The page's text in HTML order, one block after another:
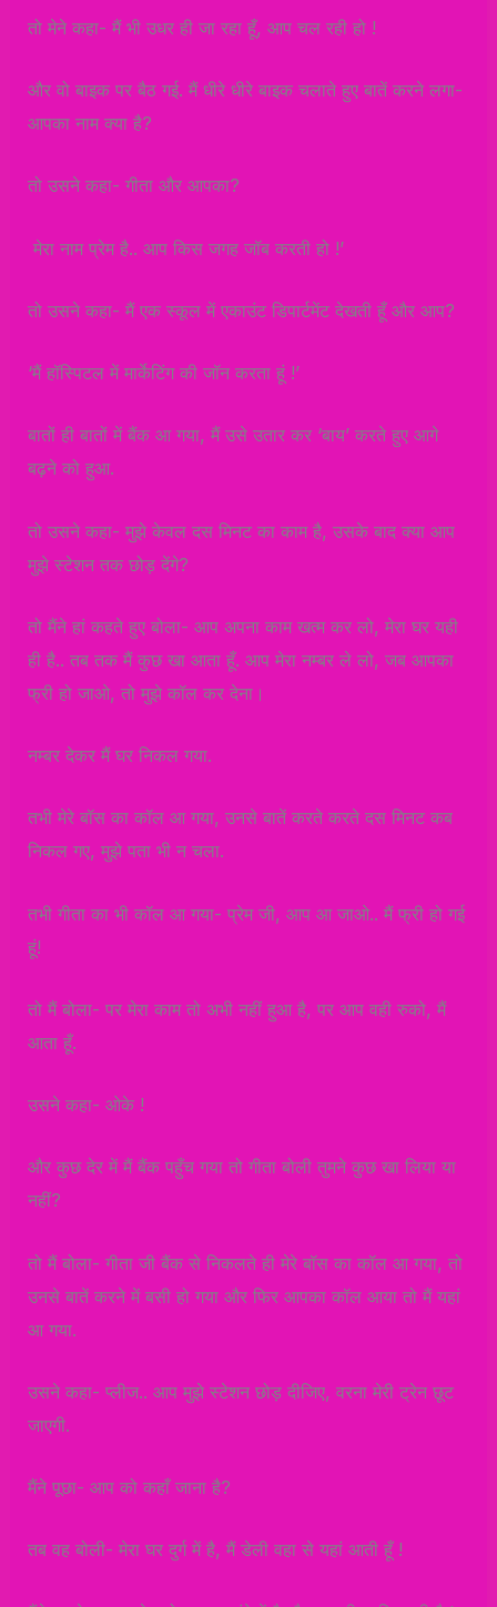
तो मेने कहा- मैं भी उधर ही जा रहा हूँ, आप चल रही हो !
और वो बाइक पर बैठ गई. मैं धीरे धीरे बाइक चलाते हुए बातें करने लगा-
आपका नाम क्या है?
तो उसने कहा- गीता और आपका?
मेरा नाम प्रेम है.. आप किस जगह जॉब करती हो !’
तो उसने कहा- मैं एक स्कूल में एकाउंट डिपार्टमेंट देखती हूँ और आप?
‘मैं हॉस्पिटल में मार्केटिंग की जॉन करता हूं !’
बातों ही बातों में बैंक आ गया, मैं उसे उतार कर ‘बाय’ करते हुए आगे
बढ़ने को हुआ.
तो उसने कहा- मुझे केवल दस मिनट का काम है, उसके बाद क्या आप
मुझे स्टेशन तक छोड़ देंगे?
तो मैंने हां कहते हुए बोला- आप अपना काम खत्म कर लो, मेरा घर यही
ही है.. तब तक मैं कुछ खा आता हूँ. आप मेरा नम्बर ले लो, जब आपका
फ्री हो जाओ, तो मुझे कॉल कर देना।
नम्बर देकर मैं घर निकल गया.
तभी मेरे बॉस का कॉल आ गया, उनसे बातें करते करते दस मिनट कब
निकल गए, मुझे पता भी न चला.
तभी गीता का भी कॉल आ गया- प्रेम जी, आप आ जाओ.. मैं फ्री हो गई
हूं!
तो मैं बोला- पर मेरा काम तो अभी नहीं हुआ है, पर आप वही रुको, मैं
आता हूँ.
उसने कहा- ओके !
और कुछ देर में मैं बैंक पहुँच गया तो गीता बोली तुमने कुछ खा लिया या
नहीं?
तो मैं बोला- गीता जी बैंक से निकलते ही मेरे बॉस का कॉल आ गया, तो
उनसे बातें करने में बसी हो गया और फिर आपका कॉल आया तो मैं यहां
आ गया.
उसने कहा- प्लीज.. आप मुझे स्टेशन छोड़ दीजिए, वरना मेरी ट्रेन छूट
जाएगी.
मैंने पूछा- आप को कहाँ जाना है?
तब वह बोली- मेरा घर दुर्ग में है, मैं डेली वहा से यहां आती हूँ !